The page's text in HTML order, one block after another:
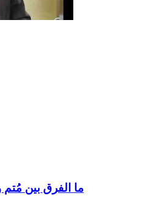
ما الفرق بين